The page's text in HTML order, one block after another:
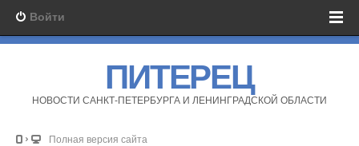
Войти
ПИТЕРЕЦ
НОВОСТИ САНКТ-ПЕТЕРБУРГА И ЛЕНИНГРАДСКОЙ ОБЛАСТИ
Полная версия сайта